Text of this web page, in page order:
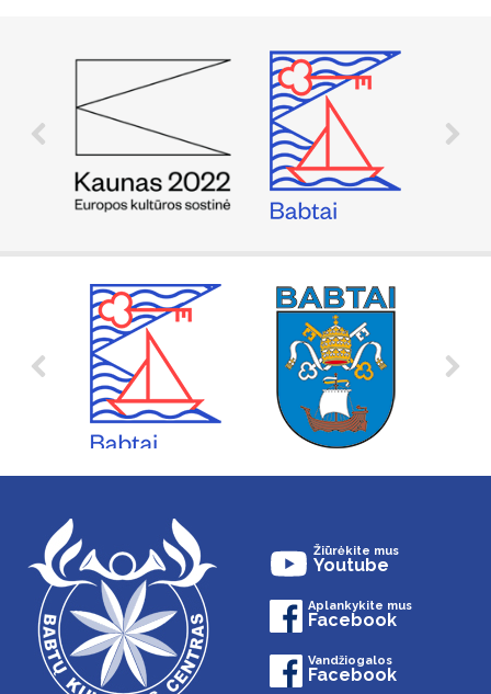
Žiūrėkite mus
Youtube
Aplankykite mus
Facebook
Vandžiogalos
Facebook